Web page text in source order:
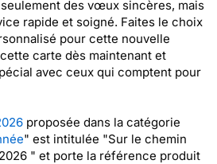
des vœux sincères, mais
rapide et soigné. Faites le choix
pour cette nouvelle
carte dès maintenant et
avec ceux qui comptent pour
proposée dans la catégorie
" est intitulée "Sur le chemin
" et porte la référence produit